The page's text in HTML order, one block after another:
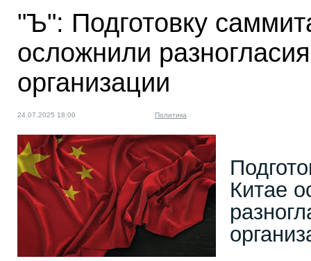
"Ъ": Подготовку
осложнили
организации
24.07.2025 18:00 Политика
Китае